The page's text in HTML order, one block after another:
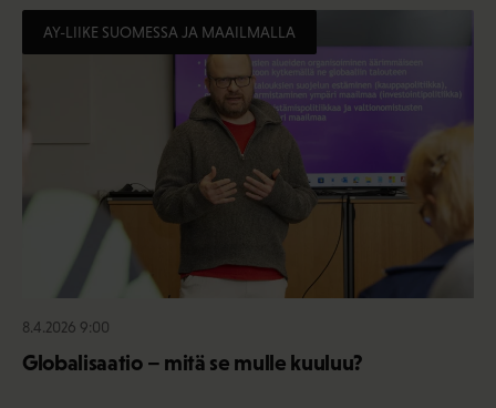
AY-LIIKE SUOMESSA JA MAAILMALLA
8.4.2026 9:00
Globalisaatio – mitä se mulle kuuluu?